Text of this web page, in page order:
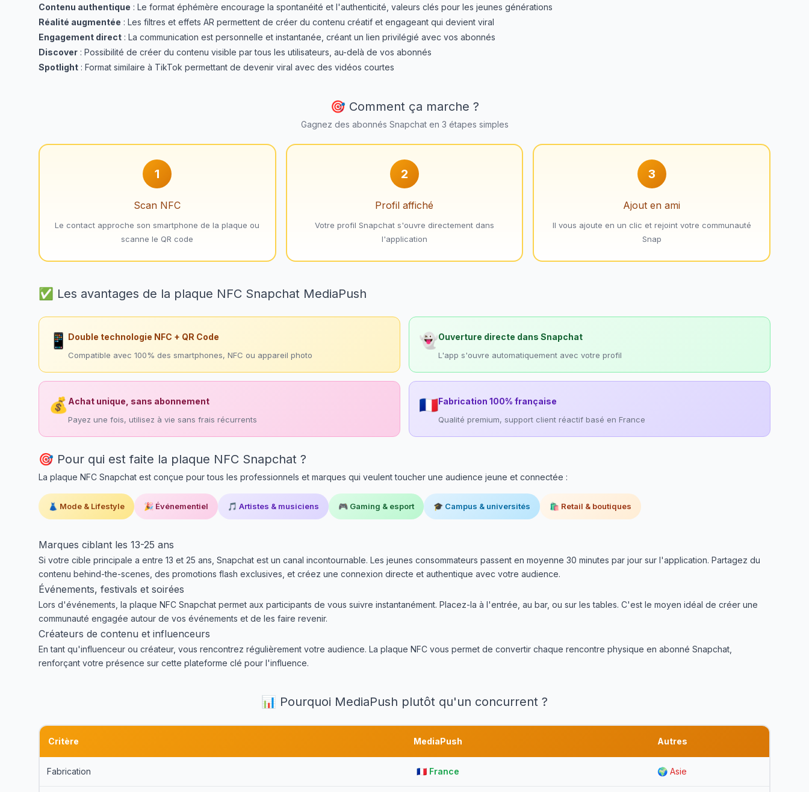
Contenu authentique : Le format éphémère encourage la spontanéité et l'authenticité, valeurs clés pour les jeunes générations
Réalité augmentée : Les filtres et effets AR permettent de créer du contenu créatif et engageant qui devient viral
Engagement direct : La communication est personnelle et instantanée, créant un lien privilégié avec vos abonnés
Discover : Possibilité de créer du contenu visible par tous les utilisateurs, au-delà de vos abonnés
Spotlight : Format similaire à TikTok permettant de devenir viral avec des vidéos courtes
🎯 Comment ça marche ?
Gagnez des abonnés Snapchat en 3 étapes simples
1
Scan NFC
Le contact approche son smartphone de la plaque ou
scanne le QR code
2
Profil affiché
Votre profil Snapchat s'ouvre directement dans
l'application
3
Ajout en ami
Il vous ajoute en un clic et rejoint votre communauté
Snap
✅ Les avantages de la plaque NFC Snapchat MediaPush
📱 Double technologie NFC + QR Code
Compatible avec 100% des smartphones, NFC ou appareil photo
👻Ouverture directe dans Snapchat
L'app s'ouvre automatiquement avec votre profil
💰Achat unique, sans abonnement
Payez une fois, utilisez à vie sans frais récurrents
🇫🇷Fabrication 100% française
Qualité premium, support client réactif basé en France
🎯 Pour qui est faite la plaque NFC Snapchat ?
La plaque NFC Snapchat est conçue pour tous les professionnels et marques qui veulent toucher une audience jeune et connectée :
👗 Mode & Lifestyle 🎉 Événementiel 🎵 Artistes & musiciens 🎮 Gaming & esport 🎓 Campus & universités 🛍️ Retail & boutiques
Marques ciblant les 13-25 ans
Si votre cible principale a entre 13 et 25 ans, Snapchat est un canal incontournable. Les jeunes consommateurs passent en moyenne 30 minutes par jour sur l'application. Partagez du
contenu behind-the-scenes, des promotions flash exclusives, et créez une connexion directe et authentique avec votre audience.
Événements, festivals et soirées
Lors d'événements, la plaque NFC Snapchat permet aux participants de vous suivre instantanément. Placez-la à l'entrée, au bar, ou sur les tables. C'est le moyen idéal de créer une
communauté engagée autour de vos événements et de les faire revenir.
Créateurs de contenu et influenceurs
En tant qu'influenceur ou créateur, vous rencontrez régulièrement votre audience. La plaque NFC vous permet de convertir chaque rencontre physique en abonné Snapchat,
renforçant votre présence sur cette plateforme clé pour l'influence.
📊 Pourquoi MediaPush plutôt qu'un concurrent ?
Critère MediaPush Autres
Fabrication 🇫🇷 France 🌍 Asie